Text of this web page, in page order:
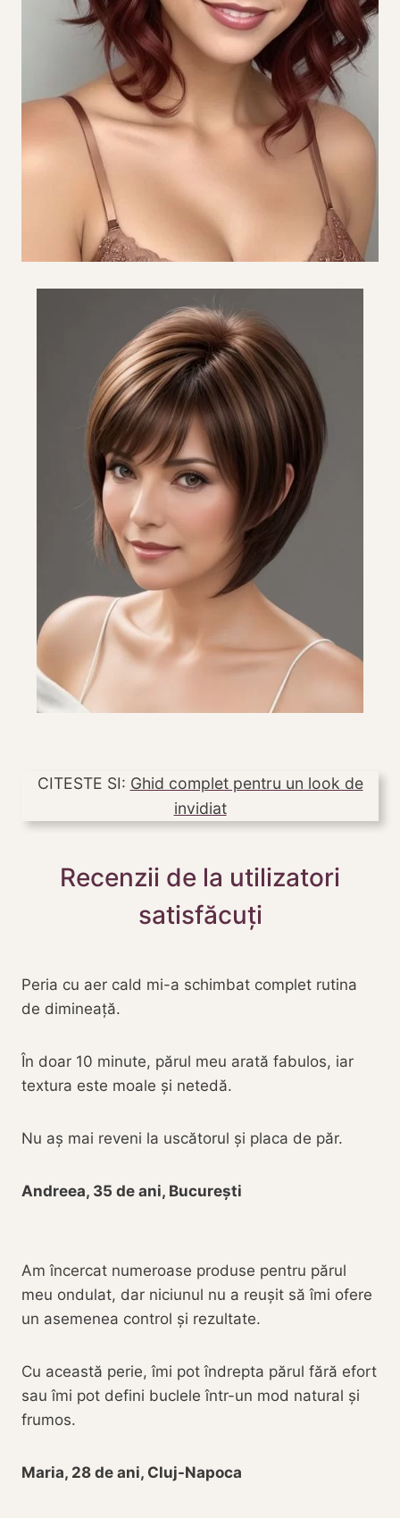
CITESTE SI: Ghid complet pentru un look de
invidiat
Recenzii de la utilizatori
satisfăcuți
Peria cu aer cald mi-a schimbat complet rutina
de dimineață.
În doar 10 minute, părul meu arată fabulos, iar
textura este moale și netedă.
Nu aș mai reveni la uscătorul și placa de păr.
Andreea, 35 de ani, București
Am încercat numeroase produse pentru părul
meu ondulat, dar niciunul nu a reușit să îmi ofere
un asemenea control și rezultate.
Cu această perie, îmi pot îndrepta părul fără efort
sau îmi pot defini buclele într-un mod natural și
frumos.
Maria, 28 de ani, Cluj-Napoca